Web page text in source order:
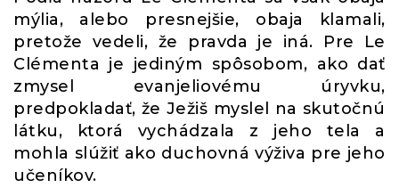
mýlia, alebo presnejšie, obaja klamali,
pretože vedeli, že pravda je iná. Pre Le
Clémenta je jediným spôsobom, ako dať
zmysel evanjeliovému úryvku,
predpokladať, že Ježiš myslel na skutočnú
látku, ktorá vychádzala z jeho tela a
mohla slúžiť ako duchovná výživa pre jeho
učeníkov.